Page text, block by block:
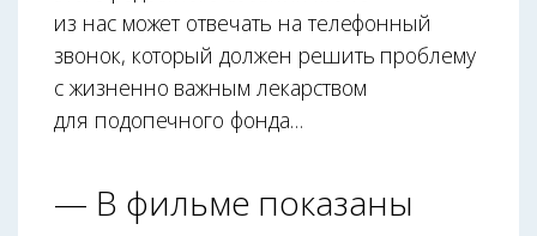
из нас может отвечать на телефонный
звонок, который должен решить проблему
с жизненно важным лекарством
для подопечного фонда…
— В фильме показаны